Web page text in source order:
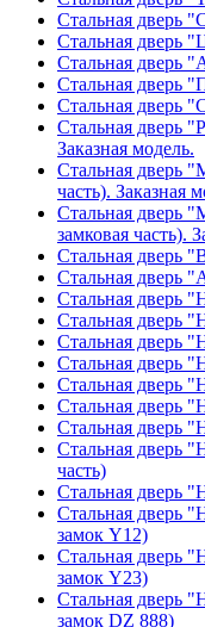
Стальная дверь
Стальная дверь
Стальная дверь
Стальная дверь
Стальная дверь
Стальная дверь
Заказная модель.
Стальная дверь
часть). Заказная
Стальная дверь
замковая часть).
Стальная дверь
Стальная дверь
Стальная дверь
Стальная дверь
Стальная дверь
Стальная дверь
Стальная дверь
Стальная дверь
Стальная дверь
Стальная дверь
часть)
Стальная дверь
Стальная дверь
замок Y12)
Стальная дверь
замок Y23)
Стальная дверь
замок DZ 888)